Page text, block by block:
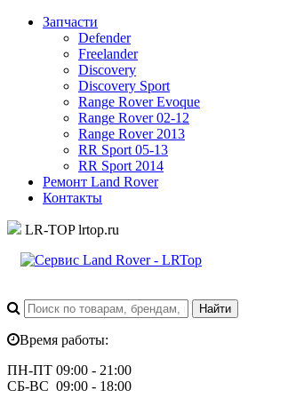
Запчасти
Defender
Freelander
Discovery
Discovery Sport
Range Rover Evoque
Range Rover 02-12
Range Rover 2013
RR Sport 05-13
RR Sport 2014
Ремонт Land Rover
Контакты
LR-TOP lrtop.ru
Время работы:
ПН-ПТ 09:00 - 21:00
СБ-ВС 09:00 - 18:00